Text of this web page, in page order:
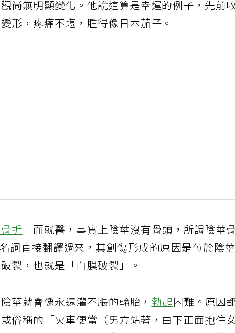
尚無明顯變化。他說這算是幸運的例子，先前
形，疼痛不堪，腫得像日本茄子。
折」而就醫，事實上陰莖沒有骨頭，所謂陰莖骨
詞直接翻譯過來，其創傷形成的原因是位於陰莖
裂，也就是「白膜破裂」。
莖就會像永遠灌不脹的輪胎，勃起困難。原因
俗稱的「火車便當（男方站著，由下正面抱住女